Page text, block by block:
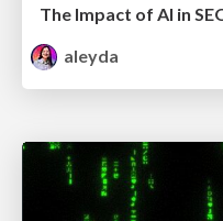
aleyda